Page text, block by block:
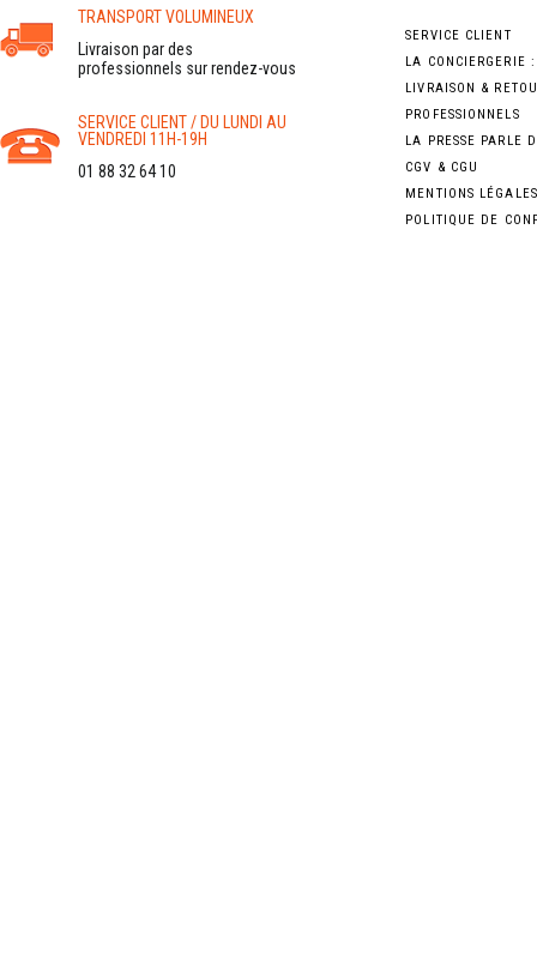
TRANSPORT VOLUMINEUX
Livraison par des
professionnels sur rendez-vous
SERVICE CLIENT / DU LUNDI AU
VENDREDI 11H-19H
01 88 32 64 10
SERVICE CLIENT
LA CONCIERGERIE
LIVRAISON &
PROFESSIONNELS
LA PRESSE PARLE
CGV & CGU
MENTIONS LÉGALES
POLITIQUE DE